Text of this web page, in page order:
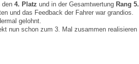
den4. Platz und in der Gesamtwertung Rang 5.
und das Feedback der Fahrer war grandios.
gelohnt.
nun schon zum 3. Mal zusammen realisieren